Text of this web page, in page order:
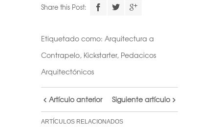
Share this Post:
Etiquetado como: Arquitectura a
Contrapelo, Kickstarter, Pedacicos
Arquitectónicos
Artículo anterior Siguiente artículo
ARTÍCULOS RELACIONADOS